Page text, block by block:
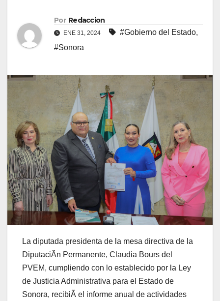
Por Redaccion
ENE 31, 2024 #Gobierno del Estado,
#Sonora
La diputada presidenta de la mesa directiva de la
DiputaciÃn Permanente, Claudia Bours del
PVEM, cumpliendo con lo establecido por la Ley
de Justicia Administrativa para el Estado de
Sonora, recibiÃ el informe anual de actividades